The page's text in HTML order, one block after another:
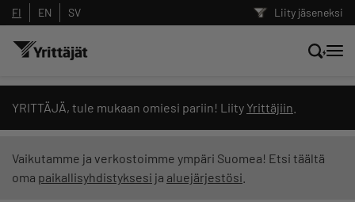
Liity jäseneksi
FI EN SV
YRITTÄJÄ, tule mukaan omiesi pariin! Liity Yrittäjiin
Vaikutamme ja verkostoimme ympäri Suomea! Etsi täältä
oma paikallisyhdistyksesi ja aluejärjestösi
Hae sivustolta tai kysy suoraan
Yrittäjien tekoälyltä